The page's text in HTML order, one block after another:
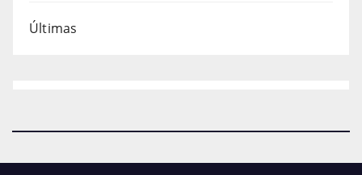
Últimas